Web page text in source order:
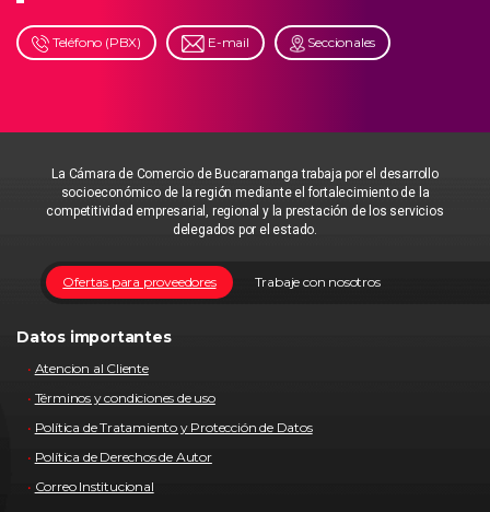
Teléfono (PBX) E-mail Seccionales
La Cámara de Comercio de Bucaramanga trabaja por el desarrollo
socioeconómico de la región mediante el fortalecimiento de la
competitividad empresarial, regional y la prestación de los servicios
delegados por el estado.
Trabaje con nosotros
Ofertas para proveedores
Datos importantes
Atencion al Cliente
Términos y condiciones de uso
Política de Tratamiento y Protección de Datos
Política de Derechos de Autor
Correo Institucional